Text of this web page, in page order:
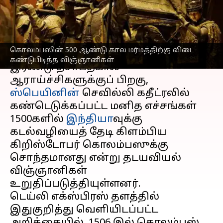
கொலம்பஸின் 500 ஆண்டு கால மர்மத்திற்கு விடை
கண்டுபிடித்த விஞ்ஞானிகள்
எழுதியவர் Sekar Chinnappan Oct 13, 2024 06:05 pm
செய்தி முன்னோட்டம்
இரண்டு தசாப்தகால
ஆராய்ச்சிகளுக்குப் பிறகு,
ஸ்பெயினின் செவில்லி கதீட்ரலில்
கண்டெடுக்கப்பட்ட மனித எச்சங்கள்
1500களில் இந்தியாவுக்கு
கடல்வழியைத் தேடி கிளம்பிய
கிறிஸ்டோபர் கொலம்பஸுக்கு
சொந்தமானது என்று தடயவியல்
விஞ்ஞானிகள்
உறுதிப்படுத்தியுள்ளனர்.
டெய்லி எக்ஸ்பிரஸ் தளத்தில்
இதுகுறித்து வெளியிடப்பட்ட